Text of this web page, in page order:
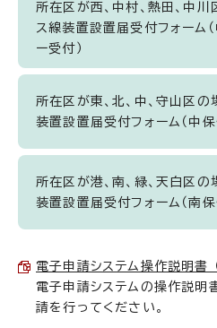
所在区が西、中村、熱田、中川
ス線装置設置届受付フォーム
ー受付）
所在区が東、北、中、守山区の
装置設置届受付フォーム（中保
所在区が港、南、緑、天白区の
装置設置届受付フォーム（南保
電子申請システム操作説明
電子申請システムの操作説明
請を行ってください。